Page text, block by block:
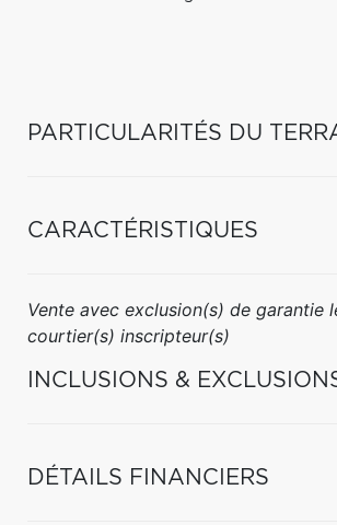
PARTICULARITÉS DU
CARACTÉRISTIQUES
Vente avec exclusion(s) de garantie
courtier(s) inscripteur(s)
INCLUSIONS &
DÉTAILS FINANCIERS